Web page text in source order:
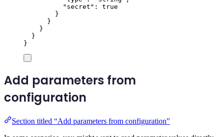
" secret " :
true
}
}
}
}
}
Add parameters from
configuration
Section titled “Add parameters from configuration”